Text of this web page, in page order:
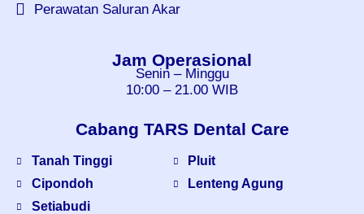
Perawatan Saluran Akar
Jam Operasional
Senin – Minggu
10:00 – 21.00 WIB
Cabang TARS Dental Care
Tanah Tinggi
Cipondoh
Setiabudi
Pluit
Lenteng Agung